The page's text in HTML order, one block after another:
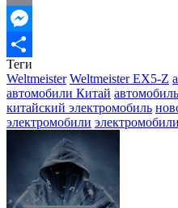
Email
Messenger
Отправить
Теги
Weltmeister Weltmeister EX5-Z
автомобили Китай автомобиль
китайский электромобиль
электромобили